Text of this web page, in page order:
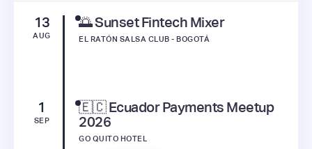
13
AUG
🌅 Sunset Fintech Mixer
EL RATÓN SALSA CLUB - BOGOTÁ
1
SEP
🇪🇨 Ecuador Payments Meetup
2026
GO QUITO HOTEL